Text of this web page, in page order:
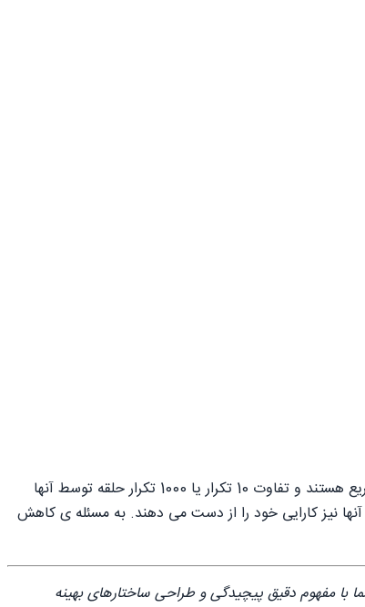
تا به اینجا در این کارگاه کدهایی که نوشتیم و بررسی کردیم تقریبا در کثری از ثانیه اجرا می شدند. کامپیوترهای مدرن(از سال 2005 به بعد) بسیار سریع هستند و تفاوت 10 تکرار یا 1000 تکرار حلقه توسط آنها
آنها نیز کارایی خود را از دست می دهند. به مسئله ی کاهش